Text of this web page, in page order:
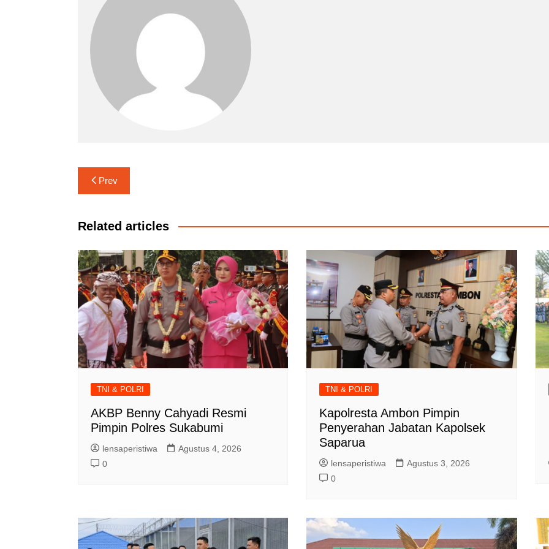
Navigasi
pos
Prev
Related articles
TNI & POLRI
AKBP Benny Cahyadi Resmi
Pimpin Polres Sukabumi
lensaperistiwa
Agustus 4, 2026
0
TNI & POLRI
Kapolresta Ambon Pimpin
Penyerahan Jabatan Kapolsek
Saparua
lensaperistiwa
Agustus 3, 2026
0